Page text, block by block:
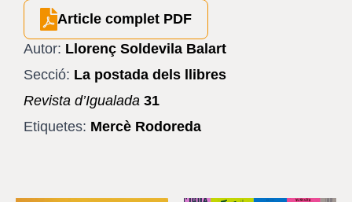
Article complet PDF
Autor: Llorenç Soldevila Balart
Secció: La postada dels llibres
Revista d’Igualada 31
Etiquetes: Mercè Rodoreda